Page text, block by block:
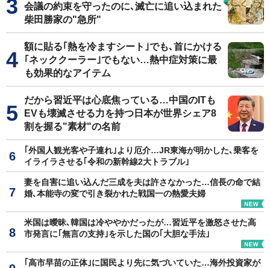
会議の約束を守ったのに､滅亡に追い込まれた
柴田勝家の"急所"
額に貼る｢熱を冷ますシート｣でも､首にかける
｢ネッククーラー｣でもない…熱中症対策に最
も効果的なアイテム
だから習近平は心底焦っている…中国のITも
EVも壊滅させる力を持つ日本が世界シェア8
割を握る"素材"の名前
｢外国人観光客や子連れ｣より厄介…JR東海が明かした､乗客を
イライラさせる｢令和の新幹線2大トラブル｣
妻を自害に追い込んだ三成を夫は許さなかった…信長の命で結
婚､本能寺の変で引き裂かれた戦国一の熱愛夫婦
米国は曖昧､韓国は冷ややかだったが…習近平を激怒させた高
市発言に｢無言の支持｣を示した国の｢大胆な手法｣
｢高市早苗の正体｣に国民より先に気づいていた…海外投資家が